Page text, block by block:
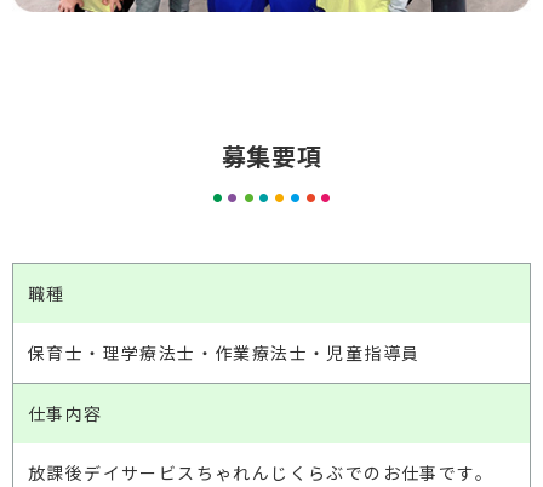
募集要項
職種
保育士・理学療法士・作業療法士・児童指導員
仕事内容
放課後デイサービスちゃれんじくらぶでのお仕事です。